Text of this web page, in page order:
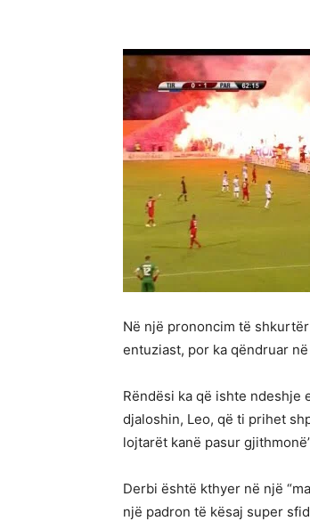
Në një prononcim të
entuziast, por ka qëndruar
Rëndësi ka që ishte
djaloshin, Leo, që ti prihet
lojtarët kanë pasur
Derbi është kthyer në një
një padron të kësaj super